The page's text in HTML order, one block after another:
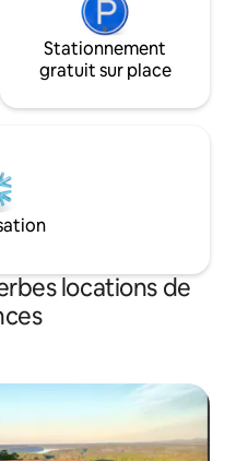
Stationnement
gratuit sur place
locations de
appréciés